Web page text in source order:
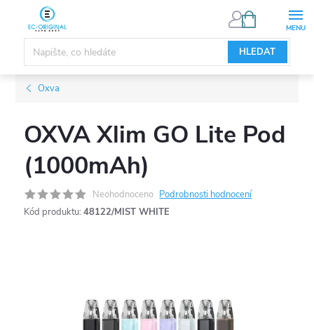
obsah
HLEDAT
NÁKUPNÍ
Oxva
OXVA Xlim GO Lite Pod
(1000mAh)
Neohodnoceno Podrobnosti hodnocení
Kód produktu: 48122/MIST WHITE